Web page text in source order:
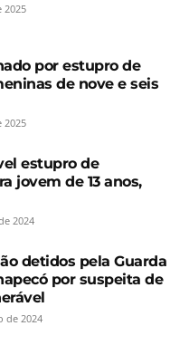
2025
por estupro de
de nove e seis
2025
estupro de
jovem de 13 anos,
2024
detidos pela Guarda
por suspeita de
de 2024